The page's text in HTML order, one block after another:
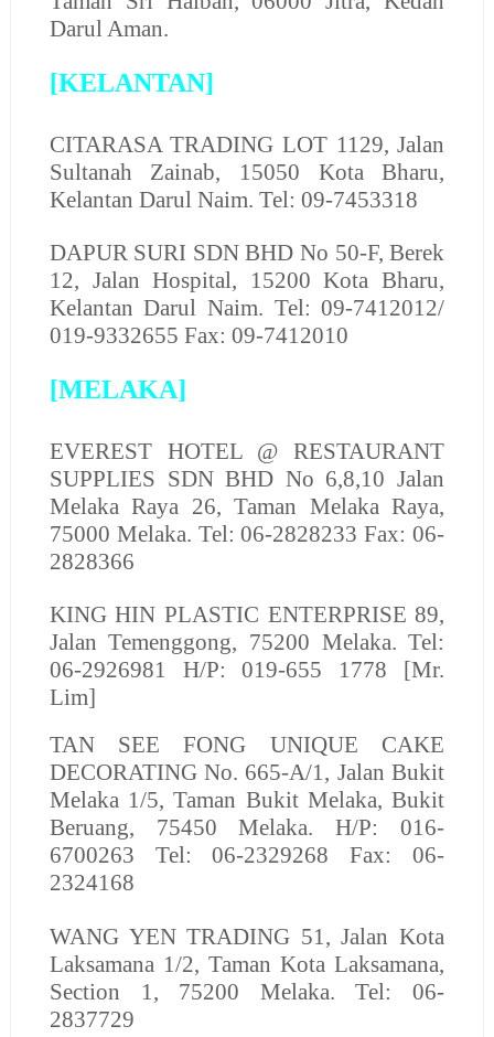
Darul Aman.
[KELANTAN]
CITARASA TRADING LOT 1129, Jalan
Sultanah Zainab, 15050 Kota Bharu,
Kelantan Darul Naim. Tel: 09-7453318
DAPUR SURI SDN BHD No 50-F, Berek
12, Jalan Hospital, 15200 Kota Bharu,
Kelantan Darul Naim. Tel: 09-7412012/
019-9332655 Fax: 09-7412010
[MELAKA]
EVEREST HOTEL @ RESTAURANT
SUPPLIES SDN BHD No 6,8,10 Jalan
Melaka Raya 26, Taman Melaka Raya,
75000 Melaka. Tel: 06-2828233 Fax: 06-
2828366
KING HIN PLASTIC ENTERPRISE 89,
Jalan Temenggong, 75200 Melaka. Tel:
06-2926981 H/P: 019-655 1778 [Mr.
Lim]
TAN SEE FONG UNIQUE CAKE
DECORATING No. 665-A/1, Jalan Bukit
Melaka 1/5, Taman Bukit Melaka, Bukit
Beruang, 75450 Melaka. H/P: 016-
6700263 Tel: 06-2329268 Fax: 06-
2324168
WANG YEN TRADING 51, Jalan Kota
Laksamana 1/2, Taman Kota Laksamana,
Section 1, 75200 Melaka. Tel: 06-
2837729